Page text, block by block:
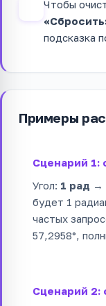
Чтобы
подсказка
Примеры
Сценарий 1:
Угол: 1 рад →
будет 1
частых
57,2958°,
Сценарий 2: